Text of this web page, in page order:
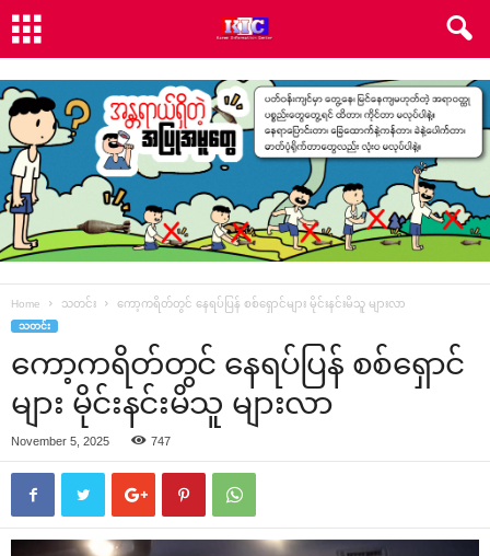
Home သတင်း ကော့ကရိတ်တွင် နေရပ်ပြန် စစ်ရှောင်များ မိုင်းနင်းမိသူ များလာ
သတင်း
ကော့ကရိတ်တွင် နေရပ်ပြန် စစ်ရှောင်
များ မိုင်းနင်းမိသူ များလာ
November 5, 2025 747